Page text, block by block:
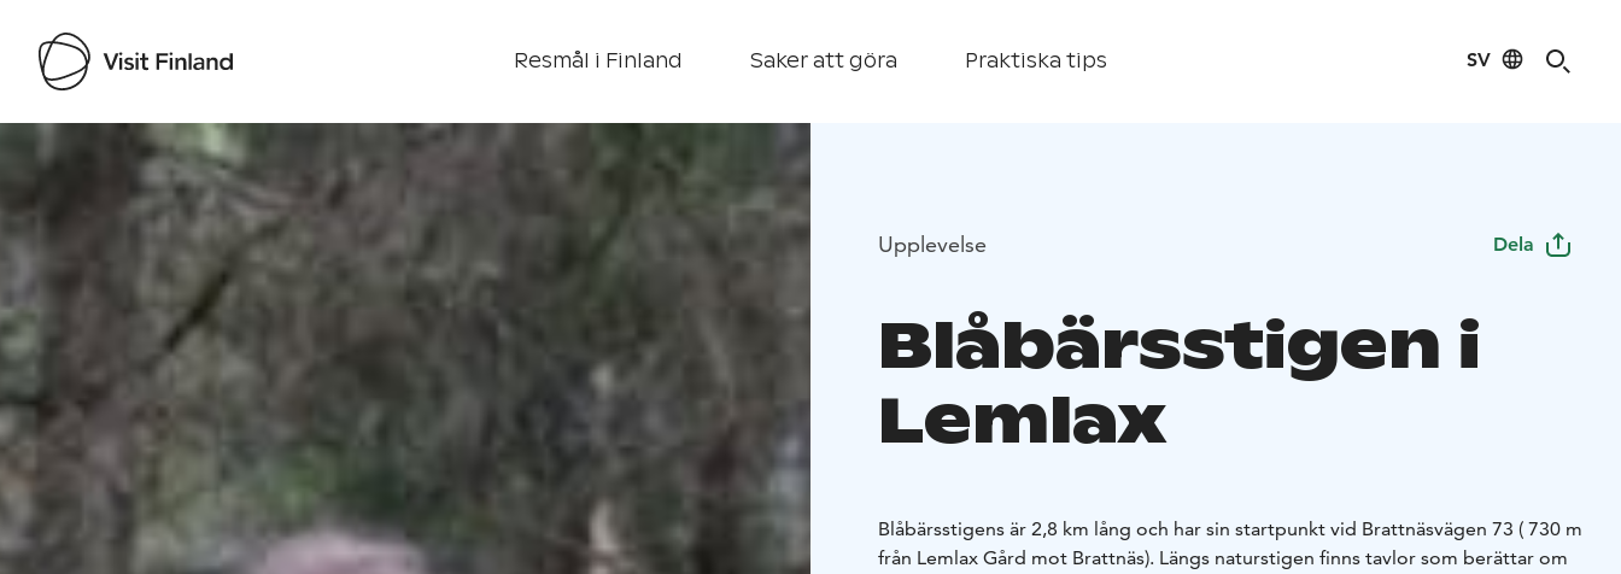
Resmål i Finland Saker att göra Praktiska tips SV
Visit Finland
Upplevelse Dela
Blåbärsstigen i
Lemlax
Blåbärsstigens är 2,8 km lång och har sin startpunkt vid Brattnäsvägen 73 ( 730 m
från Lemlax Gård mot Brattnäs). Längs naturstigen finns tavlor som berättar om